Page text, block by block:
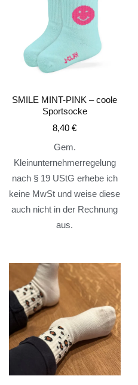
SMILE MINT-PINK – coole
Sportsocke
8,40€
Gem.
Kleinunternehmerregelung
nach § 19 UStG erhebe ich
keine MwSt und weise diese
auch nicht in der Rechnung
aus.